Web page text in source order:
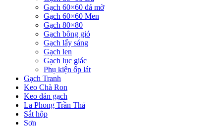
Gạch 60×60 đá mờ
Gạch 60×60 Men
Gạch 80×80
Gạch bông gió
Gạch lấy sáng
Gạch len
Gạch lục giác
Phụ kiện ốp lát
Gạch Tranh
Keo Chà Ron
Keo dán gạch
La Phong Trần Thả
Sắt hộp
Sơn